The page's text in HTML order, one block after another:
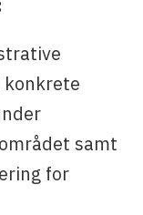
samt
for